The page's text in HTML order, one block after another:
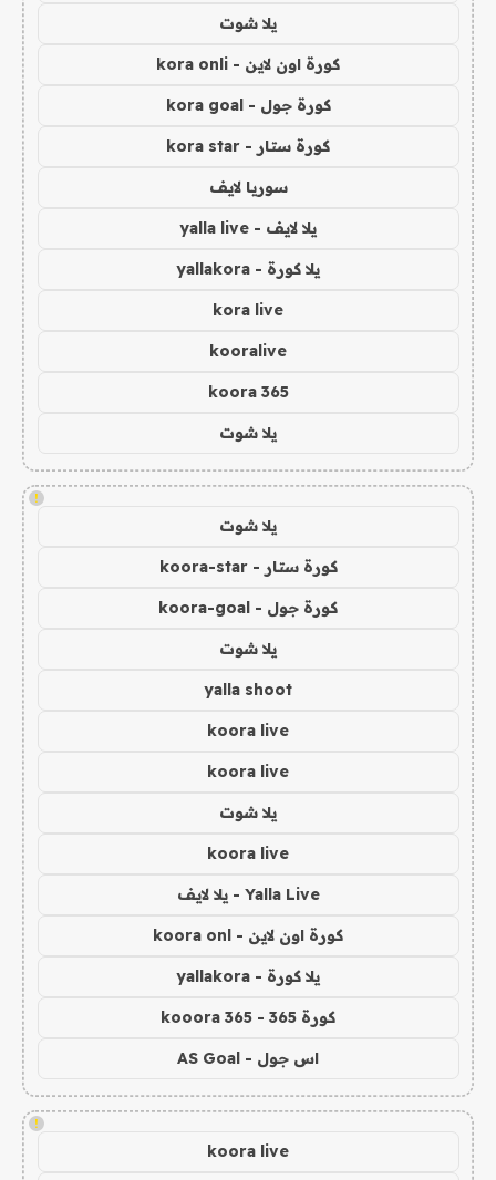
يلا شوت
كورة اون لاين - kora onli
كورة جول - kora goal
كورة ستار - kora star
سوريا لايف
يلا لايف - yalla live
يلا كورة - yallakora
kora live
kooralive
koora 365
يلا شوت
!
يلا شوت
كورة ستار - koora-star
كورة جول - koora-goal
يلا شوت
yalla shoot
koora live
koora live
يلا شوت
koora live
Yalla Live - يلا لايف
كورة اون لاين - koora onl
يلا كورة - yallakora
كورة 365 - kooora 365
اس جول - AS Goal
!
koora live